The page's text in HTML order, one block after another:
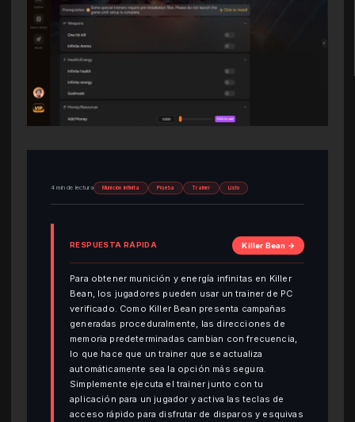
4 min de lectura Munición infinita Prueba Trainer Listo
RESPUESTA RÁPIDA Killer Bean →
Para obtener munición y energía infinitas en Killer
Bean, los jugadores pueden usar un trainer de PC
verificado. Como Killer Bean presenta campañas
generadas proceduralmente, las direcciones de
memoria predeterminadas cambian con frecuencia,
lo que hace que un trainer que se actualiza
automáticamente sea la opción más segura.
Simplemente ejecuta el trainer junto con tu
aplicación para un jugador y activa las teclas de
acceso rápido para disfrutar de disparos y esquivas